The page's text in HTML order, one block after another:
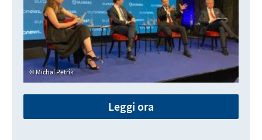
Michal Petrík
Leggi ora